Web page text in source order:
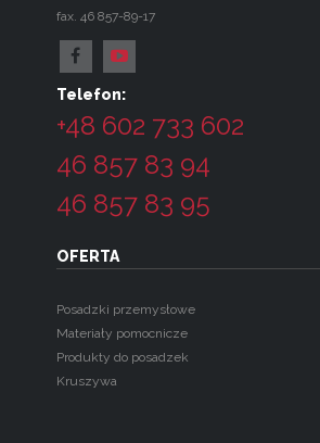
fax. 46 857-89-17
Telefon:
+48 602 733 602
46 857 83 94
46 857 83 95
OFERTA
Posadzki przemysłowe
Materiały pomocnicze
Produkty do posadzek
Kruszywa